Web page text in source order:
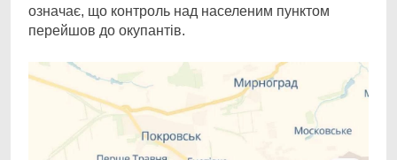
означає, що контроль над населеним пунктом
перейшов до окупантів.